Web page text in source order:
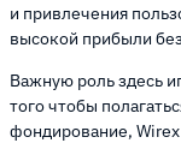
и привлечения
высокой прибыли
Важную роль здесь
того чтобы
фондирование,